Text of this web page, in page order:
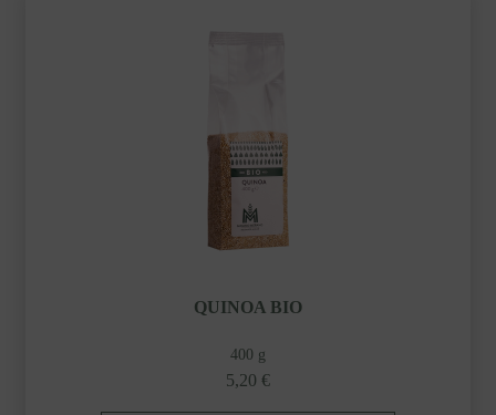
QUINOA BIO
400 g
5,20 €